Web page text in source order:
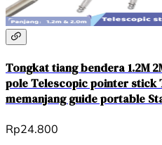
Tongkat tiang bendera 1.2M
pole Telescopic pointer stick
memanjang guide portable
Rp24.800